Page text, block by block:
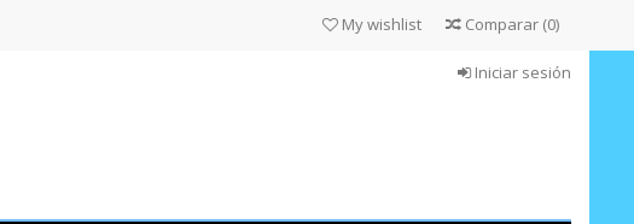
Comparar (0)
My wishlist
Iniciar sesión